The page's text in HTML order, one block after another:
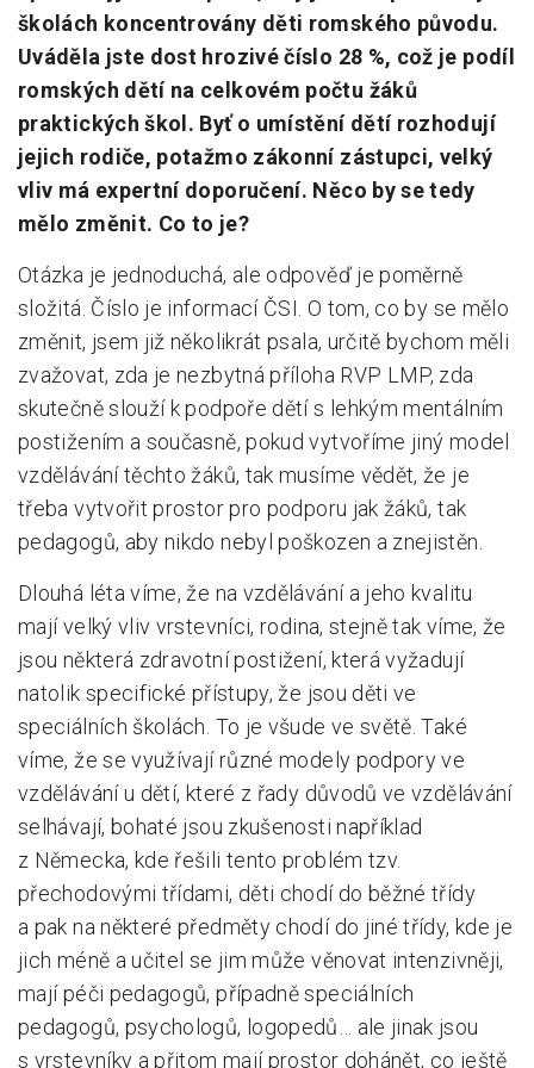
školách koncentrovány děti romského původu.
Uváděla jste dost hrozivé číslo 28 %, což je podíl
romských dětí na celkovém počtu žáků
praktických škol. Byť o umístění dětí rozhodují
jejich rodiče, potažmo zákonní zástupci, velký
vliv má expertní doporučení. Něco by se tedy
mělo změnit. Co to je?
Otázka je jednoduchá, ale odpověď je poměrně
složitá. Číslo je informací ČSI. O tom, co by se mělo
změnit, jsem již několikrát psala, určitě bychom měli
zvažovat, zda je nezbytná příloha RVP LMP, zda
skutečně slouží k podpoře dětí s lehkým mentálním
postižením a současně, pokud vytvoříme jiný model
vzdělávání těchto žáků, tak musíme vědět, že je
třeba vytvořit prostor pro podporu jak žáků, tak
pedagogů, aby nikdo nebyl poškozen a znejistěn.
Dlouhá léta víme, že na vzdělávání a jeho kvalitu
mají velký vliv vrstevníci, rodina, stejně tak víme, že
jsou některá zdravotní postižení, která vyžadují
natolik specifické přístupy, že jsou děti ve
speciálních školách. To je všude ve světě. Také
víme, že se využívají různé modely podpory ve
vzdělávání u dětí, které z řady důvodů ve vzdělávání
selhávají, bohaté jsou zkušenosti například
z Německa, kde řešili tento problém tzv.
přechodovými třídami, děti chodí do běžné třídy
a pak na některé předměty chodí do jiné třídy, kde je
jich méně a učitel se jim může věnovat intenzivněji,
mají péči pedagogů, případně speciálních
pedagogů, psychologů, logopedů… ale jinak jsou
s vrstevníky a přitom mají prostor dohánět, co ještě